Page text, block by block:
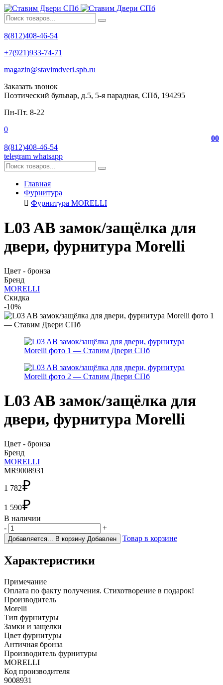
8(812)408-46-54
+7(921)933-74-71
magazin@stavimdveri.spb.ru
Заказать звонок
Поэтический бульвар, д.5, 5-я парадная, СПб, 194295
Пн-Пт. 8-22
0
00
8(812)408-46-54
telegram whatsapp
Главная
Фурнитура
Фурнитура MORELLI
L03 AB замок/защёлка для
двери, фурнитура Morelli
Цвет - бронза
Бренд
MORELLI
Скидка
-10%
L03 AB замок/защёлка для
двери, фурнитура Morelli
Цвет - бронза
Бренд
MORELLI
MR9008931
1 782₽
1 590₽
В наличии
-
+
Добавляется... В корзину Добавлен Товар в корзине
Характеристики
Примечание
Оплата по факту получения. Стихотворение в подарок!
Производитель
Morelli
Тип фурнитуры
Замки и защелки
Цвет фурнитуры
Античная бронза
Производитель фурнитуры
MORELLI
Код производителя
9008931